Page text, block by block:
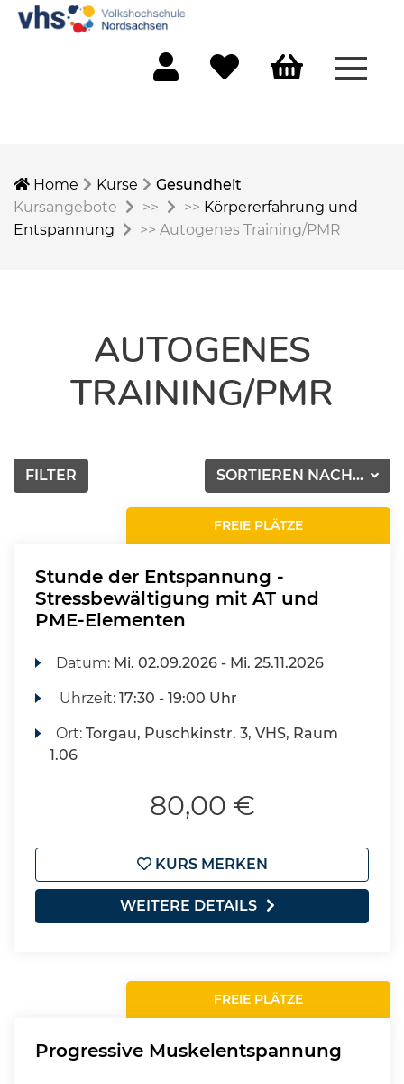
Home Kurse
Gesundheit
Kursangebote
>> >> Körpererfahrung und
Entspannung
>> Autogenes Training/PMR
AUTOGENES
TRAINING/PMR
SORTIEREN NACH...
FILTER
FREIE PLÄTZE
Stunde der Entspannung -
Stressbewältigung mit AT und
PME-Elementen
Datum: Mi. 02.09.2026 - Mi. 25.11.2026
Uhrzeit:17:30 - 19:00 Uhr
Ort:Torgau, Puschkinstr. 3, VHS, Raum
1.06
80,00 €
KURS MERKEN
WEITERE DETAILS
FREIE PLÄTZE
Progressive Muskelentspannung